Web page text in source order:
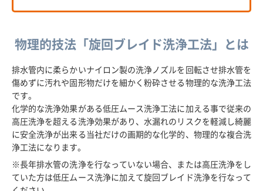
物理的技法「旋回ブレイド洗浄工法」とは
排水管内に柔らかいナイロン製の洗浄ノズルを回転させ排水管を
傷めずに汚れや固形物だけを細かく粉砕させる物理的な洗浄工法
です。
化学的な洗浄効果がある低圧ムース洗浄工法に加える事で従来の
高圧洗浄を超える洗浄効果があり、水漏れのリスクを軽減し綺麗
に安全洗浄が出来る当社だけの画期的な化学的、物理的な複合洗
浄工法になります。
※長年排水管の洗浄を行なっていない場合、または高圧洗浄をし
ていた方は低圧ムース洗浄に加えて旋回ブレイド洗浄を行なって